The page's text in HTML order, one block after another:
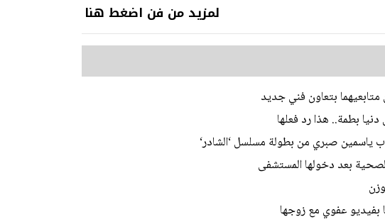
لمزيد من فن اضغط هنا
بتعاون فني جديد
بطمة.. هذا رد فعلها
صبري من بطولة مسلسل ‘الشادر‘
بعد دخولها المستشفى
عفوي مع زوجها